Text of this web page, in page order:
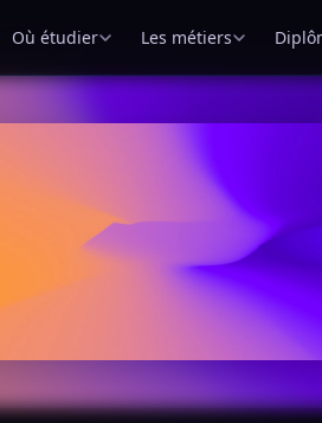
Où étudier Les métiers